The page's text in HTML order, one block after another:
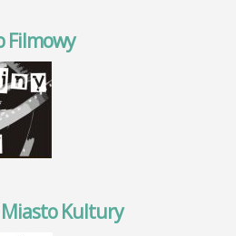
Filmowy
Kultury